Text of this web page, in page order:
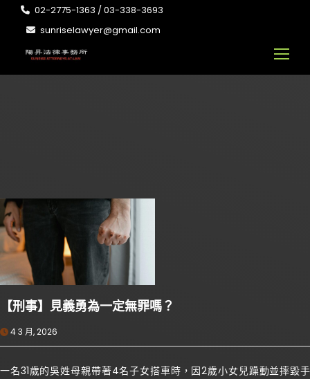
02-2775-1363 / 03-338-3693
sunriselawyer@gmail.com
【刑事】見義勇為一定無罪嗎？
4 3 月, 2026
一名31歲的吳姓母親帶著4名子女搭車時，因2歲小女兒躁動並摔毀手